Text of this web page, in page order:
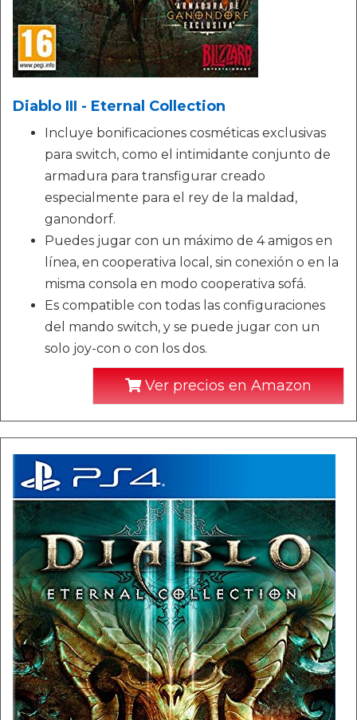
Diablo III - Eternal Collection
Incluye bonificaciones cosméticas exclusivas
para switch, como el intimidante conjunto de
armadura para transfigurar creado
especialmente para el rey de la maldad,
ganondorf.
Puedes jugar con un máximo de 4 amigos en
línea, en cooperativa local, sin conexión o en la
misma consola en modo cooperativa sofá.
Es compatible con todas las configuraciones
del mando switch, y se puede jugar con un
solo joy-con o con los dos.
Ver precios en Amazon